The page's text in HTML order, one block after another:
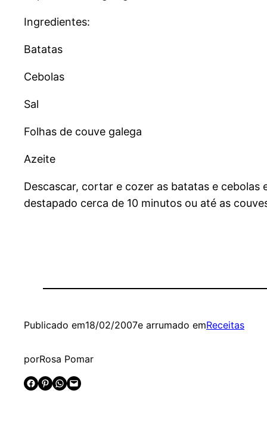
Ingredientes:
Batatas
Cebolas
Sal
Folhas de couve galega
Azeite
Descascar, cortar e cozer as batatas e
destapado cerca de 10 minutos ou até as
Publicado em18/02/2007e arrumado emReceitas
porRosa Pomar
Share on Facebook
Share on Pinterest Share on WhatsApp Email this Page